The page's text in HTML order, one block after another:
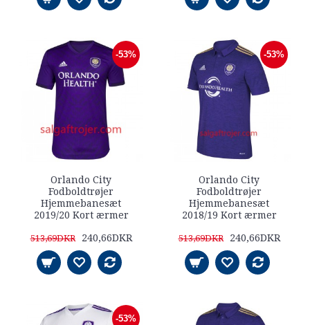
-53%
Orlando City
Fodboldtrøjer
Hjemmebanesæt
2019/20 Kort ærmer
513,69DKR 240,66DKR
-53%
Orlando City
Fodboldtrøjer
Hjemmebanesæt
2018/19 Kort ærmer
513,69DKR 240,66DKR
-53%